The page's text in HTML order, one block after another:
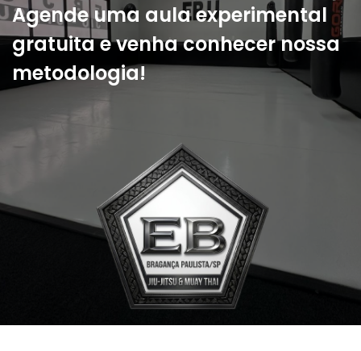
Agende uma aula experimental
gratuita e venha conhecer nossa
metodologia!